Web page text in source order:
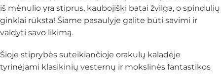
iš mėnulio yra stiprus, kaubojiški batai žvilga, o spindulių
ginklai rūksta! Šiame pasaulyje galite būti savimi ir
valdyti savo likimą.
Šioje stiprybės suteikiančioje orakulų kaladėje
tyrinėjami klasikinių vesternų ir mokslinės fantastikos